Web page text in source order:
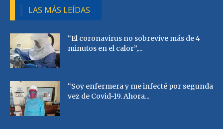
LAS MÁS LEÍDAS
“El coronavirus no sobrevive más de 4
minutos en el calor”,...
“Soy enfermera y me infecté por segunda
vez de Covid-19. Ahora...